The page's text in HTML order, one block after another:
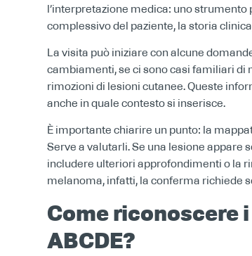
l’interpretazione medica: uno
complessivo del paziente, la storia
La visita può iniziare con alcune
cambiamenti, se ci sono casi familiari di
rimozioni di lesioni cutanee. Queste
anche in quale contesto si inserisce.
È importante chiarire un punto: la
Serve a valutarli. Se una lesione appare
includere ulteriori approfondimenti o la
melanoma, infatti, la conferma richiede
Come riconoscere
ABCDE?